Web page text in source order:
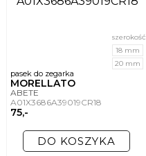
pasek do zegarka
MORELLATO
ABETE
A01X3686A39019CR18
75,-
szerokość
18 mm
20 mm
DO KOSZYKA